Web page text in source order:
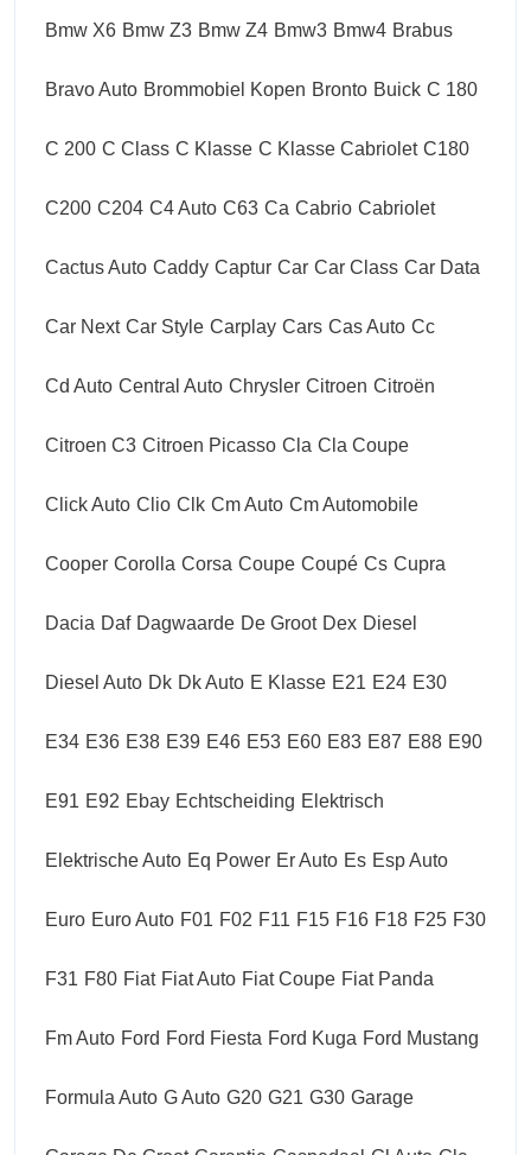
Bmw X6 Bmw Z3 Bmw Z4 Bmw3 Bmw4 Brabus
Bravo Auto Brommobiel Kopen Bronto Buick C 180
C 200 C Class C Klasse C Klasse Cabriolet C180
C200 C204 C4 Auto C63 Ca Cabrio Cabriolet
Cactus Auto Caddy Captur Car Car Class Car Data
Car Next Car Style Carplay Cars Cas Auto Cc
Cd Auto Central Auto Chrysler Citroen Citroën
Citroen C3 Citroen Picasso Cla Cla Coupe
Click Auto Clio Clk Cm Auto Cm Automobile
Cooper Corolla Corsa Coupe Coupé Cs Cupra
Dacia Daf Dagwaarde De Groot Dex Diesel
Diesel Auto Dk Dk Auto E Klasse E21 E24 E30
E34 E36 E38 E39 E46 E53 E60 E83 E87 E88 E90
E91 E92 Ebay Echtscheiding Elektrisch
Elektrische Auto Eq Power Er Auto Es Esp Auto
Euro Euro Auto F01 F02 F11 F15 F16 F18 F25 F30
F31 F80 Fiat Fiat Auto Fiat Coupe Fiat Panda
Fm Auto Ford Ford Fiesta Ford Kuga Ford Mustang
Formula Auto G Auto G20 G21 G30 Garage